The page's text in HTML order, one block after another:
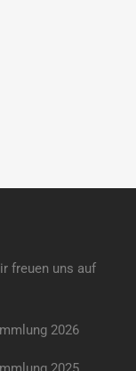
freuen uns auf
2026